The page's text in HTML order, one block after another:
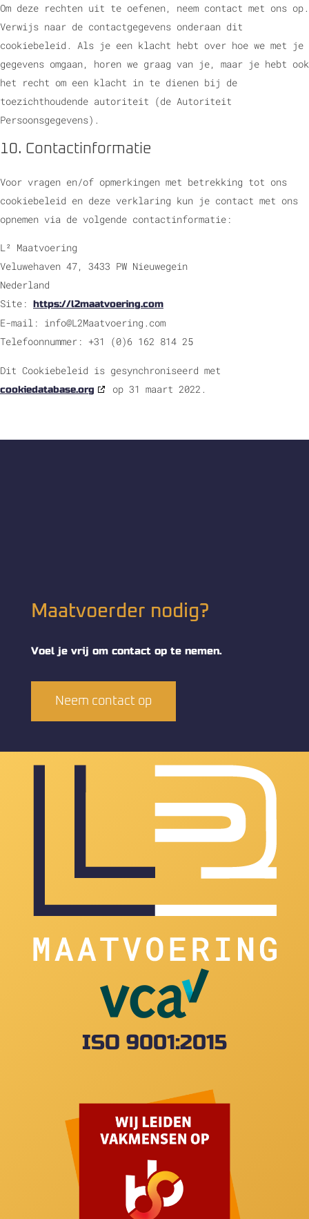
Om deze rechten uit te oefenen, neem contact met ons op.
Verwijs naar de contactgegevens onderaan dit
cookiebeleid. Als je een klacht hebt over hoe we met je
gegevens omgaan, horen we graag van je, maar je hebt ook
het recht om een klacht in te dienen bij de
toezichthoudende autoriteit (de Autoriteit
Persoonsgegevens).
10. Contactinformatie
Voor vragen en/of opmerkingen met betrekking tot ons
cookiebeleid en deze verklaring kun je contact met ons
opnemen via de volgende contactinformatie:
L² Maatvoering
Veluwehaven 47, 3433 PW Nieuwegein
Nederland
Site: https://l2maatvoering.com
E-mail: info@L2Maatvoering.com
Telefoonnummer: +31 (0)6 162 814 25
Dit Cookiebeleid is gesynchroniseerd met
cookiedatabase.org op 31 maart 2022.
Maatvoerder nodig?
Voel je vrij om contact op te nemen.
Neem contact op
ISO 9001:2015